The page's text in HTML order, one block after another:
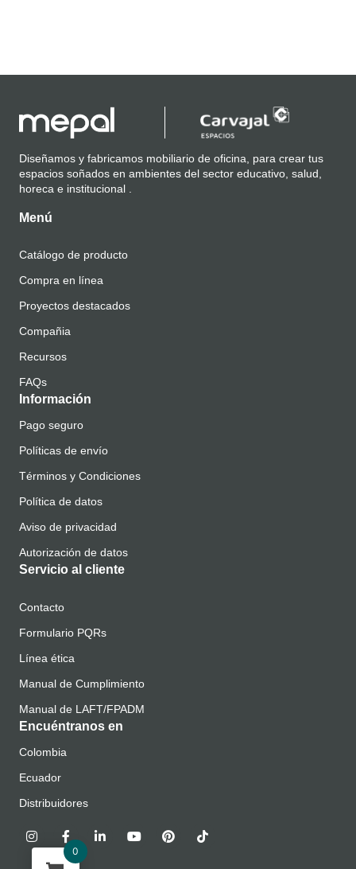
Diseñamos y fabricamos mobiliario de oficina, para crear tus
espacios soñados en ambientes del sector educativo, salud,
horeca e institucional .
Menú
Catálogo de producto
Compra en línea
Proyectos destacados
Compañia
Recursos
FAQs
Información
Pago seguro
Políticas de envío
Términos y Condiciones
Política de datos
Aviso de privacidad
Autorización de datos
Servicio al cliente
Contacto
Formulario PQRs
Línea ética
Manual de Cumplimiento
Manual de LAFT/FPADM
Encuéntranos en
Colombia
Ecuador
Distribuidores
0